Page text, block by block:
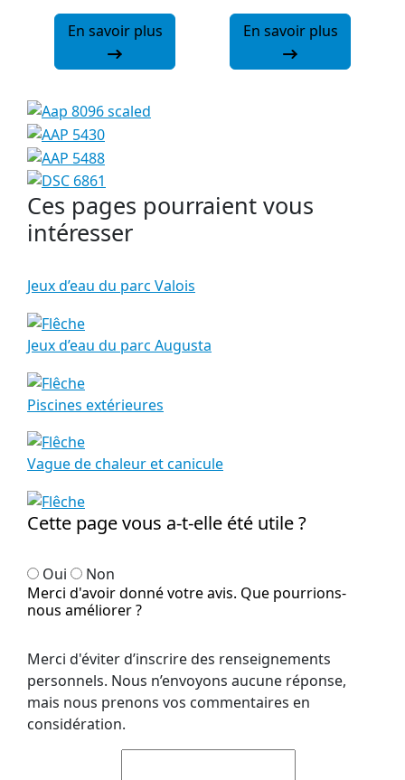
En savoir plus En savoir plus
Ces pages pourraient vous
intéresser
Jeux d’eau du parc Valois
Jeux d’eau du parc Augusta
Piscines extérieures
Vague de chaleur et canicule
Cette page vous a-t-elle été utile ?
Oui
Non
Merci d'avoir donné votre avis. Que pourrions-
nous améliorer ?
Merci d'éviter d’inscrire des renseignements
personnels. Nous n’envoyons aucune réponse,
mais nous prenons vos commentaires en
considération.